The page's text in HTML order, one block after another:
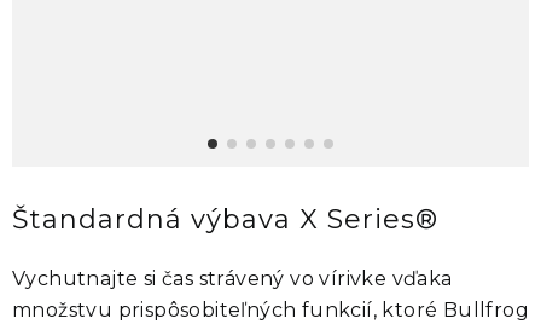
Štandardná výbava X Series®
Vychutnajte si čas strávený vo vírivke vďaka
množstvu prispôsobiteľných funkcií, ktoré Bullfrog